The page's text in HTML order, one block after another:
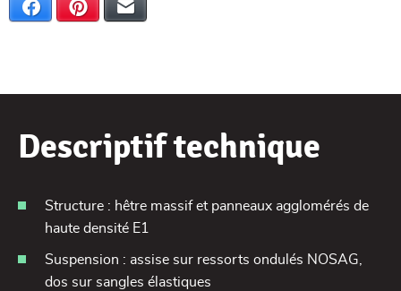
Facebook Pinterest
Descriptif technique
Structure : hêtre massif et panneaux agglomérés de
haute densité E1
Suspension : assise sur ressorts ondulés NOSAG,
dos sur sangles élastiques